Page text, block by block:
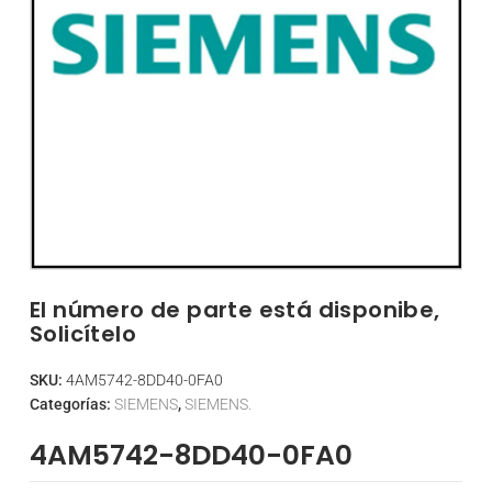
El número de parte está disponibe,
Solicítelo
SKU: 4AM5742-8DD40-0FA0
Categorías: SIEMENS,SIEMENS.
4AM5742-8DD40-0FA0